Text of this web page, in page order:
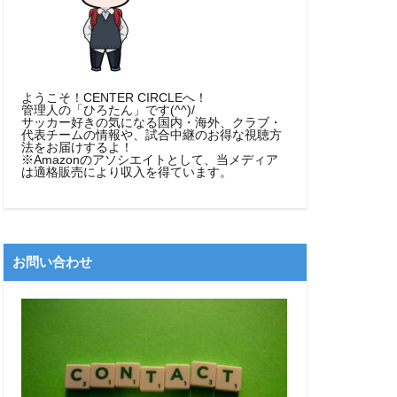
ようこそ！CENTER CIRCLEへ！
管理人の「ひろたん」です(^^)/
サッカー好きの気になる国内・海外、クラブ・
代表チームの情報や、試合中継のお得な視聴方
法をお届けするよ！
※Amazonのアソシエイトとして、当メディア
は適格販売により収入を得ています。
お問い合わせ